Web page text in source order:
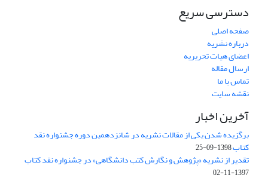
دسترسی سریع
صفحه اصلی
درباره نشریه
اعضای هیات تحریریه
ارسال مقاله
تماس با ما
نقشه سایت
آخرین اخبار
برگزیده شدن یکی از مقالات نشریه در شانزدهمین دوره جشنواره نقد
کتاب1398-09-25
تقدیر از نشریه «پژوهش و نگارش کتب دانشگاهی» در جشنواره نقد کتاب
1397-11-02